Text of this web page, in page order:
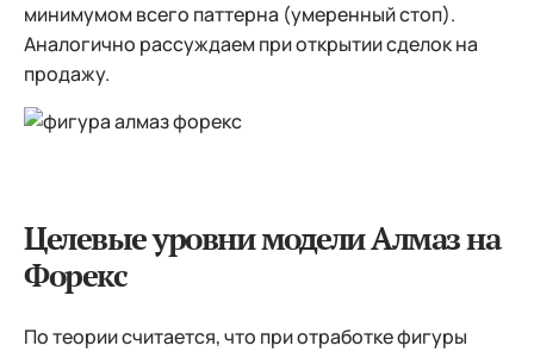
минимумом всего паттерна (умеренный стоп).
Аналогично рассуждаем при открытии сделок на
продажу.
Целевые уровни модели Алмаз на
Форекс
По теории считается, что при отработке фигуры